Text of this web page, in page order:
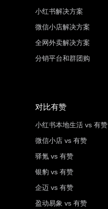
小红书解决方案
微信小店解决方案
全网外卖解决方案
分销平台和群团购
对比有赞
小红书本地生活 vs 有赞
微信小店 vs 有赞
驿氪 vs 有赞
银豹 vs 有赞
企迈 vs 有赞
盈动易象 vs 有赞